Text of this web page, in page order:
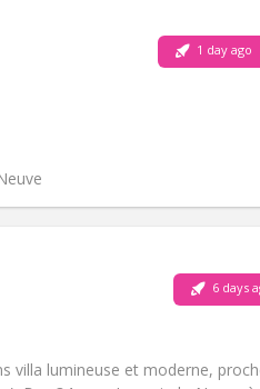
1 day ago
6 days
villa lumineuse et moderne,
Atmosphere:Calm